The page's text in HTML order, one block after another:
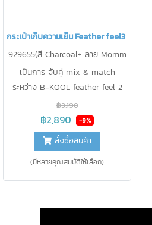
กระเป๋าเก็บความเย็น Feather feel3 B-KOOL
929655(สี Charcoal+ ลาย Momm
y&Me)
เป็นการ จับคู่ mix & match
ระหว่าง B-KOOL feather feel 2
กับ petit ทำให้ ได้ "กระเป๋าใส่เครื่อง
ปั๊ม และสัมภาระคุณแม่ที่มีช่องเก็บ
ของ ถึง 19 ช่อง และเก็บความเย็น <
15 องศา นาน 24 ชม.
฿3,190
฿2,890 -9%
สั่งซื้อสินค้า
(มีหลายคุณสมบัติให้เลือก)